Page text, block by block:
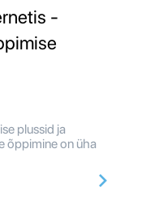
-
plussid ja
õppimine on üha